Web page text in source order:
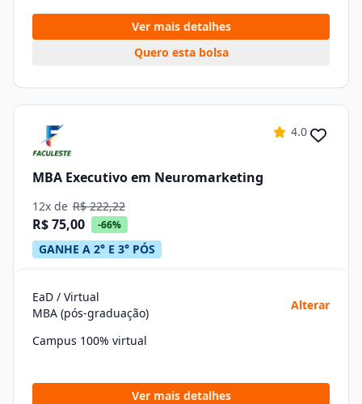
Ver mais detalhes
Quero esta bolsa
4.0
MBA Executivo em Neuromarketing
12x de R$ 222,22
R$ 75,00 -66%
GANHE A 2° E 3° PÓS
EaD / Virtual
MBA (pós-graduação)
Alterar
Campus 100% virtual
Ver mais detalhes